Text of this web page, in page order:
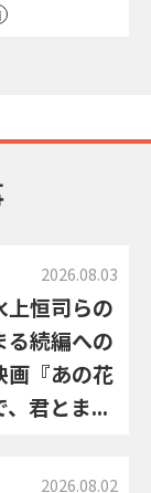
2026.08.03
上恒司らの
る続編への
画『あの花
、君とま...
2026.08.02